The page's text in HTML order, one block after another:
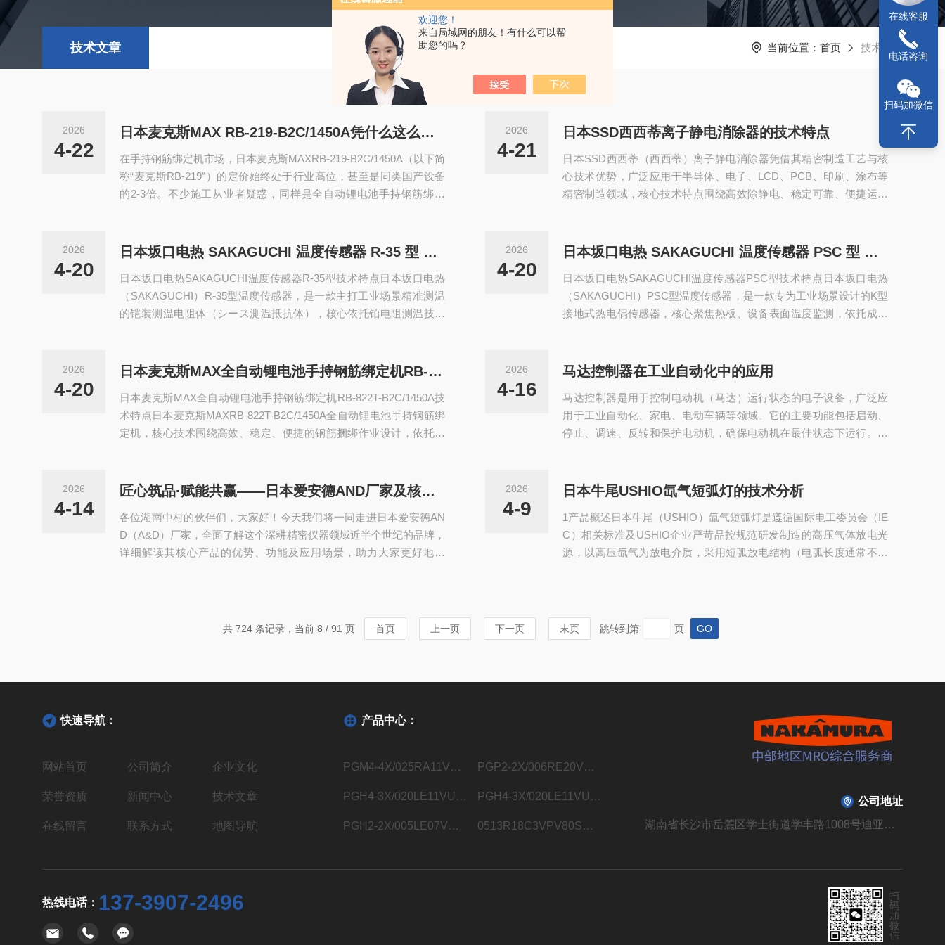
欢迎您！
来自局域网的朋友！有什么可以帮
助您的吗？
技术文章 当前位置： 首页 技术文章
2026
4-22
日本麦克斯MAX RB-219-B2C/1450A凭什么这么贵？
在手持钢筋绑定机市场，日本麦克斯MAXRB-219-B2C/1450A（以下简
称“麦克斯RB-219”）的定价始终处于行业高位，甚至是同类国产设备
的2-3倍。不少施工从业者疑惑，同样是全自动锂电池手持钢筋绑定
品牌保障等多方面的差距，结合与国产设备的深度对比，我们能清晰
效率与牢固度差距显著技术实力是...
2026
4-21
日本SSD西西蒂离子静电消除器的技术特点
日本SSD西西蒂（西西蒂）离子静电消除器凭借其精密制造工艺与核
心技术优势，广泛应用于半导体、电子、LCD、PCB、印刷、涂布等
精密制造领域，核心技术特点围绕高效除静电、稳定可靠、便捷运维
点，相较于传统电离方式，可大幅降低放电针磨损率，实现长期免清
化问题。该技术通过优化脉冲与电压控制，确保离子...
2026
4-20
日本坂口电热 SAKAGUCHI 温度传感器 R-35 型 技术特点
日本坂口电热SAKAGUCHI温度传感器R-35型技术特点日本坂口电热
（SAKAGUCHI）R-35型温度传感器，是一款主打工业场景精准测温
的铠装测温电阻体（シース測温抵抗体），核心依托铂电阻测温技术
实用性能，无冗余设计，其核心技术特点详细如下：核心测温原理与
金通电后电阻值随温度变化的特性...
2026
4-20
日本坂口电热 SAKAGUCHI 温度传感器 PSC 型 技术特点
日本坂口电热SAKAGUCHI温度传感器PSC型技术特点日本坂口电热
（SAKAGUCHI）PSC型温度传感器，是一款专为工业场景设计的K型
接地式热电偶传感器，核心聚焦热板、设备表面温度监测，依托成熟
温原理与核心技术：采用K型热电偶测温原理，依托塞贝克效应，通过
当测量端（热端）与参考端（冷端）存在温度...
2026
4-20
日本麦克斯MAX全自动锂电池手持钢筋绑定机RB-822T-B2C/1450A
日本麦克斯MAX全自动锂电池手持钢筋绑定机RB-822T-B2C/1450A技
术特点日本麦克斯MAXRB-822T-B2C/1450A全自动锂电池手持钢筋绑
定机，核心技术围绕高效、稳定、便捷的钢筋捆绑作业设计，依托多
统，对送丝、拉回、扭转三大动作进行全面优化，实现三动作同步协
状态下平均），相较...
2026
4-16
马达控制器在工业自动化中的应用
马达控制器是用于控制电动机（马达）运行状态的电子设备，广泛应
用于工业自动化、家电、电动车辆等领域。它的主要功能包括启动、
停止、调速、反转和保护电动机，确保电动机在最佳状态下运行。马
转：实现电动机的正反转，便于设备的灵活操作。4.保护功能：实时监
流电动机控制对于直流电动机，常通过改变电压...
2026
4-14
匠心筑品·赋能共赢——日本爱安德AND厂家及核心产品详解
各位湖南中村的伙伴们，大家好！今天我们将一同走进日本爱安德AN
D（A&D）厂家，全面了解这个深耕精密仪器领域近半个世纪的品牌，
详细解读其核心产品的优势、功能及应用场景，助力大家更好地认
求高度契合。首先，让我们深入了解日本爱安德AND厂家的实力与底
2026
4-9
日本牛尾USHIO氙气短弧灯的技术分析
1产品概述日本牛尾（USHIO）氙气短弧灯是遵循国际电工委员会（IE
C）相关标准及USHIO企业严苛品控规范研发制造的高压气体放电光
源，以高压氙气为放电介质，采用短弧放电结构（电弧长度通常不超
广泛应用于科研检测、医疗设备、工业制造、投影显示、航空航天等
领域，是各类精密设备的核心光源组件，...
共 724 条记录，当前 8 / 91 页 首页 上一页 下一页 末页 跳转到第 页
快速导航：
网站首页 公司简介 企业文化
荣誉资质 新闻中心 技术文章
在线留言 联系方式 地图导航
产品中心：
PGM4-4X/025RA11VU2德国力士乐Rexroth内齿轮泵R901363096 PGP2-2X/006RE20VE4德国力士乐Rexroth内齿轮泵R900932129
PGH4-3X/020LE11VU2德国力士乐Rexroth内齿轮泵R900932183 PGH4-3X/020LE11VU2德国力士乐Rexroth内齿轮泵R901283006
PGH2-2X/005LE07VU2德国力士乐Rexroth内齿轮泵R900703725 0513R18C3VPV80SM21HYB05德国力士乐Rexroth液压叶片泵0513800248
公司地址
湖南省长沙市岳麓区学士街道学丰路1008号迪亚溪谷山庄B310栋104号
热线电话： 137-3907-2496
扫
码
加
微
信
在线客服
电话咨询
扫码加微信